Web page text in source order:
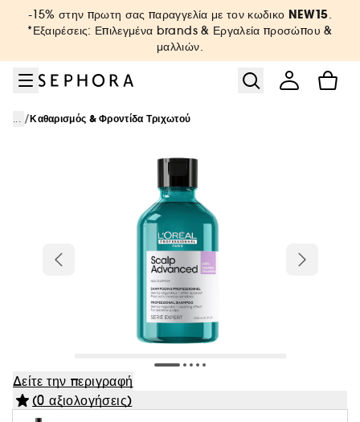
Μετάβαση στο μενού
Μετάβαση στο κύριο περιεχόμενο
Μετάβαση στο υποσέλιδο
-15% στην πρωτη σας παραγγελία με τον κωδικο NEW15.
*Εξαιρέσεις: Επιλεγμένα brands & Εργαλεία προσώπου &
μαλλιών.
... /Καθαρισμός & Φροντίδα Τριχωτού
Δείτε την περιγραφή
(0 αξιολογήσεις)